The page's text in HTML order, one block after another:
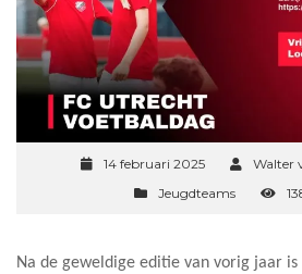
14 februari 2025
Walter
Jeugdteams
Na de geweldige editie van vorig jaar is